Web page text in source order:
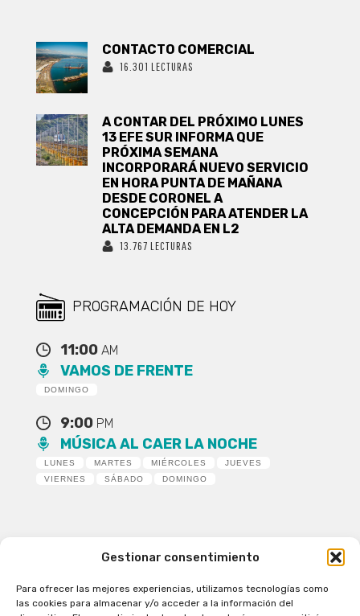
Gestionar consentimiento
Para ofrecer las mejores experiencias, utilizamos tecnologías como
las cookies para almacenar y/o acceder a la información del
CONTACTO COMERCIAL
16.301 LECTURAS
A CONTAR DEL PRÓXIMO LUNES
13 EFE SUR INFORMA QUE
PRÓXIMA SEMANA
INCORPORARÁ NUEVO SERVICIO
EN HORA PUNTA DE MAÑANA
DESDE CORONEL A
CONCEPCIÓN PARA ATENDER LA
ALTA DEMANDA EN L2
13.767 LECTURAS
PROGRAMACIÓN DE HOY
11:00 AM
VAMOS DE FRENTE
DOMINGO
9:00 PM
MÚSICA AL CAER LA NOCHE
LUNES MARTES MIÉRCOLES
JUEVES
VIERNES
SÁBADO DOMINGO
Patagual Radio Digital 2026 - Todos los derechos
reservados